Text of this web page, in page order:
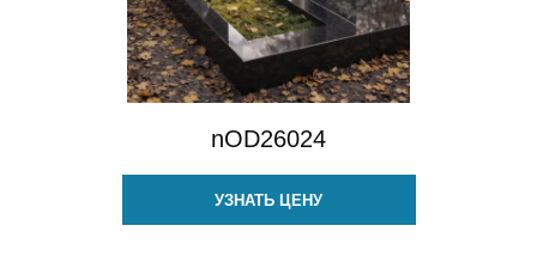
nOD26024
УЗНАТЬ ЦЕНУ